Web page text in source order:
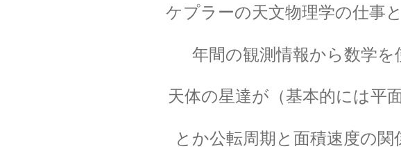
J・J・トムソン
ケプラーの天文物理学の仕事
年間の観測情報から数学を
天体の星達が（基本的には平
とか公転周期と面積速度の